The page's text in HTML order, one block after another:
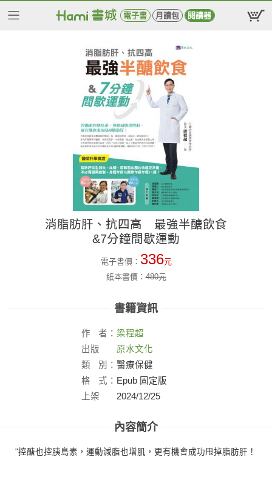
電子書 月讀包 閱讀器
消脂肪肝、抗四高 最強半醣飲食
&7分鐘間歇運動
電子書價： 336元
紙本書價：480元
書籍資訊
作 者： 梁程超
出版
社：
原水文化
類
別： 醫療保健
格
式： Epub 固定版
上架
2024/12/25
內容簡介
"控醣也控胰島素，運動減脂也增肌，更有機會成功甩掉脂肪肝！